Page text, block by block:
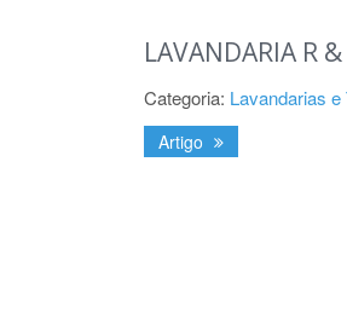
LAVANDARIA R
Categoria: Lavandarias e
Artigo